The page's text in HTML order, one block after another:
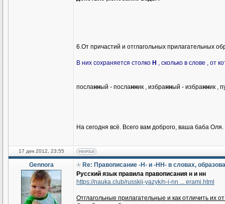
6.От причастий и отглагольных прилагательных
В них сохраняется столко Н , сколько в слове , от
посланный - посланник , избранный - избранник ,
На сегодня всё. Всего вам доброго, ваша баба Оля.
17 дек 2012, 23:55
Gennora
Re: Правописание -Н- и -НН- в словах,
Русский язык правила правописания н и нн
https://nauka.club/russkij-yazyk/n-i-nn ... erami.html
Отглагольные прилагательные и как отличить их